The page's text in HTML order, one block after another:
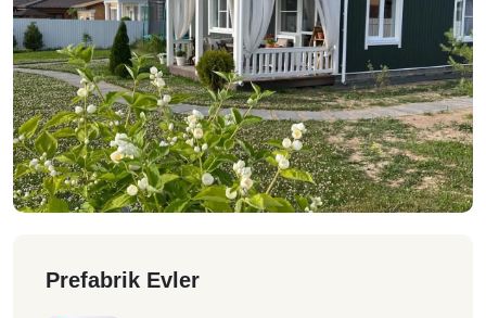
Prefabrik Evler